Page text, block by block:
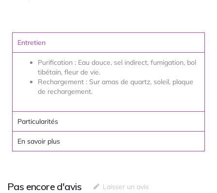
Entretien
Purification : Eau douce, sel indirect, fumigation, bol
tibétain, fleur de vie.
Rechargement : Sur amas de quartz, soleil, plaque
de rechargement.
Particularités
En savoir plus
Pas encore d'avis Laisser un avis